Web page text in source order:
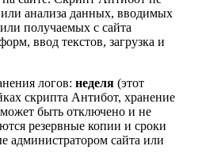
или анализа данных, вводимых
получаемых с сайта
ввод текстов, загрузка и
логов: неделя (этот
скрипта Антибот, хранение
быть отключено и не
резервные копии и сроки
администратором сайта или